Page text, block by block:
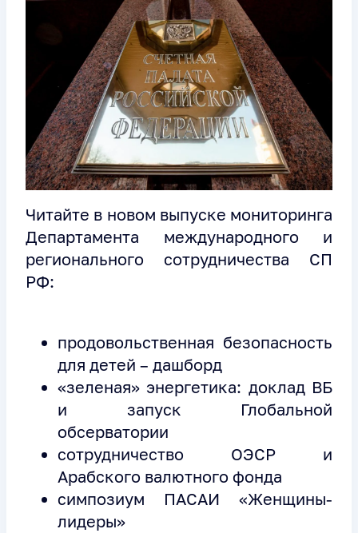
Читайте в новом выпуске мониторинга
Департамента международного и
регионального сотрудничества СП
РФ:
продовольственная безопасность
для детей – дашборд
«зеленая» энергетика: доклад ВБ
и запуск Глобальной
обсерватории
сотрудничество ОЭСР и
Арабского валютного фонда
симпозиум ПАСАИ «Женщины-
лидеры»